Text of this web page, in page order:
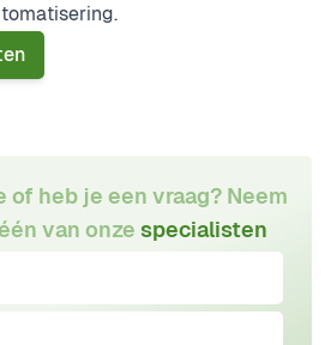
of heb je een vraag? Neem
van onze specialisten